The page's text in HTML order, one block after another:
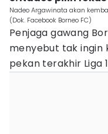
Nadeo Argawinata akan
(Dok. Facebook Borneo FC)
Penjaga gawang
menyebut tak ingin
pekan terakhir Liga